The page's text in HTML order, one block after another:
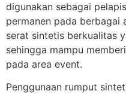
digunakan sebagai
permanen pada berbagai
serat sintetis berkualitas
sehingga mampu
pada area event.
Penggunaan rumput